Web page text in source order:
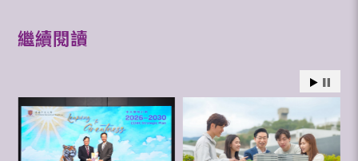
繼續閱讀